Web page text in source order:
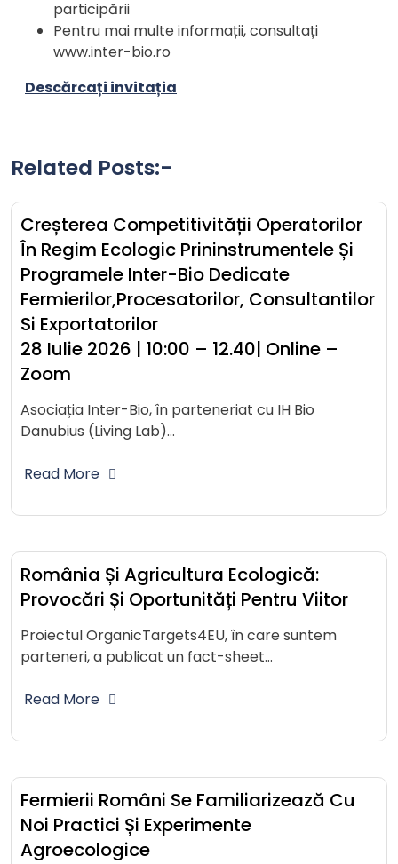
participării
Pentru mai multe informații, consultați
www.inter-bio.ro
Descărcați invitația
Related Posts:-
Creșterea Competitivității Operatorilor
În Regim Ecologic Prininstrumentele Și
Programele Inter-Bio Dedicate
Fermierilor,procesatorilor, Consultantilor
Si Exportatorilor
28 Iulie 2026 | 10:00 – 12.40| Online –
Zoom
Asociația Inter-Bio, în parteneriat cu IH Bio
Danubius (Living Lab)…
Read More
România Și Agricultura Ecologică:
Provocări Și Oportunități Pentru Viitor
Proiectul OrganicTargets4EU, în care suntem
parteneri, a publicat un fact-sheet…
Read More
Fermierii Români Se Familiarizează Cu
Noi Practici Și Experimente
Agroecologice